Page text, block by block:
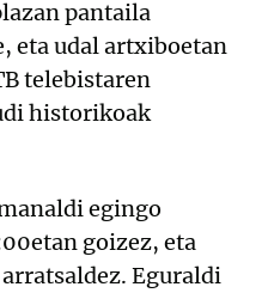
pantaila
eta udal artxiboetan
telebistaren
historikoak
egingo
goizez, eta
Eguraldi